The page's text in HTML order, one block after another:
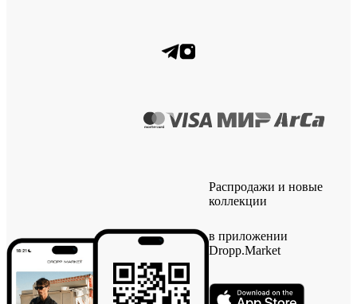
Распродажи и новые
коллекции
в приложении
Dropp.Market